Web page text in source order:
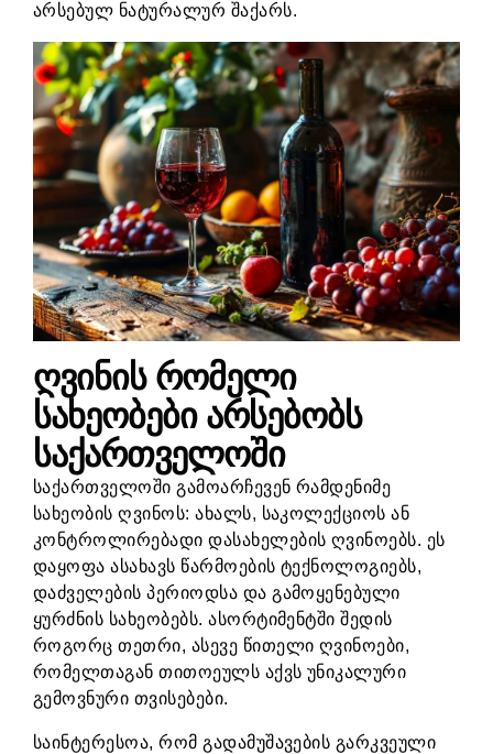
არსებულ ნატურალურ შაქარს.
ღვინის რომელი
სახეობები არსებობს
საქართველოში
საქართველოში გამოარჩევენ რამდენიმე
სახეობის ღვინოს: ახალს, საკოლექციოს ან
კონტროლირებადი დასახელების ღვინოებს. ეს
დაყოფა ასახავს წარმოების ტექნოლოგიებს,
დაძველების პერიოდსა და გამოყენებული
ყურძნის სახეობებს. ასორტიმენტში შედის
როგორც თეთრი, ასევე წითელი ღვინოები,
რომელთაგან თითოეულს აქვს უნიკალური
გემოვნური თვისებები.
საინტერესოა, რომ გადამუშავების გარკვეული